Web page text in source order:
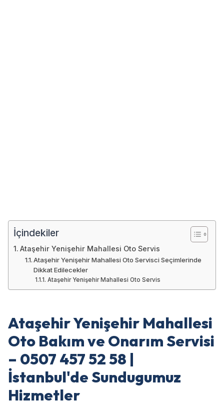
İçindekiler
Ataşehir Yenişehir Mahallesi Oto Servis
Ataşehir Yenişehir Mahallesi Oto Servisci Seçimlerinde
Dikkat Edilecekler
Ataşehir Yenişehir Mahallesi Oto Servis
Ataşehir Yenişehir Mahallesi
Oto Bakım ve Onarım Servisi
– 0507 457 52 58 |
İstanbul'de Sundugumuz
Hizmetler